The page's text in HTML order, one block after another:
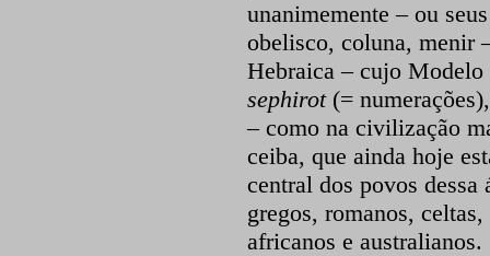
unanimemente – ou
obelisco, coluna, menir
Hebraica – cujo
sephirot (=
– como na civilização
ceiba, que ainda hoje
central dos povos dessa
gregos, romanos,
africanos e australianos.